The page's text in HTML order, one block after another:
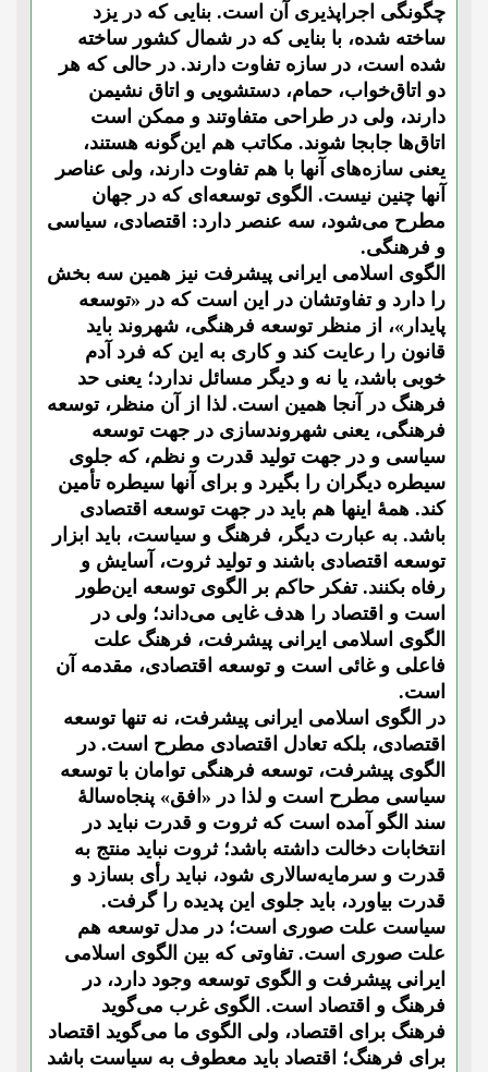
چگونگی اجراپذیری آن است. بنایی که در یزد
ساخته شده، با بنایی که در شمال کشور ساخته
شده است، در سازه تفاوت دارند. در حالی که هر
دو اتاق‌خواب، حمام، دستشویی و اتاق نشیمن
دارند، ولی در طراحی متفاوتند و ممکن است
اتاق‌ها جابجا شوند. مکاتب هم این‌گونه هستند،
یعنی سازه‌های آنها با هم تفاوت دارند، ولی عناصر
آنها چنین نیست. الگوی توسعه‌ای که در جهان
مطرح می‌شود، سه عنصر دارد: اقتصادی، سیاسی
و فرهنگی.
الگوی اسلامی ایرانی پیشرفت نیز همین سه بخش
را دارد و تفاوتشان در این است که در «توسعه
پایدار»، از منظر توسعه فرهنگی، شهروند باید
قانون را رعایت کند و کاری به این که فرد آدم
خوبی باشد، یا نه و دیگر مسائل ندارد؛ یعنی حد
فرهنگ در آنجا همین است. لذا از آن منظر، توسعه
فرهنگی، یعنی شهروندسازی در جهت توسعه
سیاسی و در جهت تولید قدرت و نظم، که جلوی
سیطره دیگران را بگیرد و برای آنها سیطره تأمین
کند. همۀ اینها هم باید در جهت توسعه اقتصادی
باشد. به عبارت دیگر، فرهنگ و سیاست، باید ابزار
توسعه اقتصادی باشند و تولید ثروت، آسایش و
رفاه بکنند. تفکر حاکم بر الگوی توسعه این‌طور
است و اقتصاد را هدف غایی می‌داند؛ ولی در
الگوی اسلامی ایرانی پیشرفت، فرهنگ علت
فاعلی و غائی است و توسعه اقتصادی، مقدمه آن
است.
در الگوی اسلامی ایرانی پیشرفت، نه تنها توسعه
اقتصادی، بلکه تعادل اقتصادی مطرح است. در
الگوی پیشرفت، توسعه فرهنگی توامان با توسعه
سیاسی مطرح است و لذا در «افق» پنجاه‌سالۀ
سند الگو آمده است که ثروت و قدرت نباید در
انتخابات دخالت داشته باشد؛ ثروت نباید منتج به
قدرت و سرمایه‌سالاری شود، نباید رأی بسازد و
قدرت بیاورد، باید جلوی این پدیده را گرفت.
سیاست علت صوری است؛ در مدل توسعه هم
علت صوری است. تفاوتی که بین الگوی اسلامی
ایرانی پیشرفت و الگوی توسعه وجود دارد، در
فرهنگ و اقتصاد است. الگوی غرب می‌گوید
فرهنگ برای اقتصاد، ولی الگوی ما می‌گوید اقتصاد
برای فرهنگ؛ اقتصاد باید معطوف به سیاست باشد